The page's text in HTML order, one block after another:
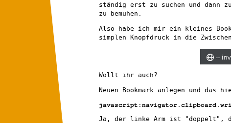
ständig erst zu suchen und dann
zu bemühen.
Also habe ich mir ein kleines
simplen Knopfdruck in die
Wollt ihr auch?
Neuen Bookmark anlegen und das
Ja, der linke Arm ist "doppelt",